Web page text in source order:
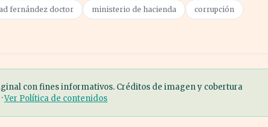
fernández doctor ministerio de hacienda corrupción
con fines informativos. Créditos de imagen y cobertura
Ver Política de contenidos